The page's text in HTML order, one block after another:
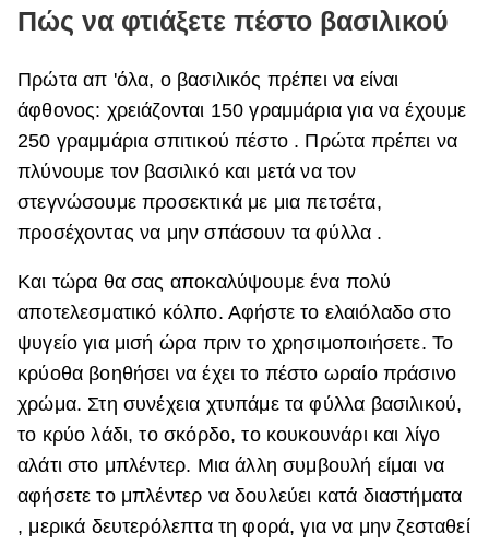
Hautes Grecians
Γάμος
Market News
Πώς να φτιάξετε πέστο βασιλικού
Πρώτα απ 'όλα, ο βασιλικός πρέπει να είναι
άφθονος: χρειάζονται 150 γραμμάρια για να έχουμε
250 γραμμάρια σπιτικού πέστο . Πρώτα πρέπει να
πλύνουμε τον βασιλικό και μετά να τον
στεγνώσουμε προσεκτικά με μια πετσέτα,
προσέχοντας να μην σπάσουν τα φύλλα .
Και τώρα θα σας αποκαλύψουμε ένα πολύ
αποτελεσματικό κόλπο. Αφήστε το ελαιόλαδο στο
ψυγείο για μισή ώρα πριν το χρησιμοποιήσετε. Το
κρύοθα βοηθήσει να έχει το πέστο ωραίο πράσινο
χρώμα. Στη συνέχεια χτυπάμε τα φύλλα βασιλικού,
το κρύο λάδι, το σκόρδο, το κουκουνάρι και λίγο
αλάτι στο μπλέντερ. Μια άλλη συμβουλή είμαι να
αφήσετε το μπλέντερ να δουλεύει κατά διαστήματα
, μερικά δευτερόλεπτα τη φορά, για να μην ζεσταθεί